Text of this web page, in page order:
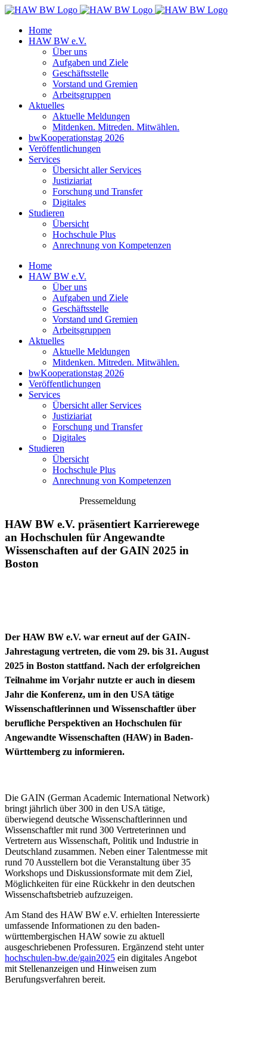
Zum
springenHome
HAW BW e.V.
Über uns
Aufgaben und Ziele
Geschäftsstelle
Vorstand und Gremien
Arbeitsgruppen
Aktuelles
Aktuelle Meldungen
Mitdenken. Mitreden. Mitwählen.
bwKooperationstag 2026
Veröffentlichungen
Services
Übersicht aller Services
Justiziariat
Forschung und Transfer
Digitales
Studieren
Übersicht
Hochschule Plus
Anrechnung von Kompetenzen
Home
HAW BW e.V.
Über uns
Aufgaben und Ziele
Geschäftsstelle
Vorstand und Gremien
Arbeitsgruppen
Aktuelles
Aktuelle Meldungen
Mitdenken. Mitreden. Mitwählen.
bwKooperationstag 2026
Veröffentlichungen
Services
Übersicht aller Services
Justiziariat
Forschung und Transfer
Digitales
Studieren
Übersicht
Hochschule Plus
Anrechnung von Kompetenzen
Pressemeldung
HAW BW e.V. präsentiert Karrierewege
an Hochschulen für Angewandte
Wissenschaften auf der GAIN 2025 in
Boston
Der HAW BW e.V. war erneut auf der GAIN-
Jahrestagung vertreten, die vom 29. bis 31. August
2025 in Boston stattfand. Nach der erfolgreichen
Teilnahme im Vorjahr nutzte er auch in diesem
Jahr die Konferenz, um in den USA tätige
Wissenschaftlerinnen und Wissenschaftler über
berufliche Perspektiven an Hochschulen für
Angewandte Wissenschaften (HAW) in Baden-
Württemberg zu informieren.
Die GAIN (German Academic International Network)
bringt jährlich über 300 in den USA tätige,
überwiegend deutsche Wissenschaftlerinnen und
Wissenschaftler mit rund 300 Vertreterinnen und
Vertretern aus Wissenschaft, Politik und Industrie in
Deutschland zusammen. Neben einer Talentmesse mit
rund 70 Ausstellern bot die Veranstaltung über 35
Workshops und Diskussionsformate mit dem Ziel,
Möglichkeiten für eine Rückkehr in den deutschen
Wissenschaftsbetrieb aufzuzeigen.
Am Stand des HAW BW e.V. erhielten Interessierte
umfassende Informationen zu den baden-
württembergischen HAW sowie zu aktuell
ausgeschriebenen Professuren. Ergänzend steht unter
hochschulen-bw.de/gain2025 ein digitales Angebot
mit Stellenanzeigen und Hinweisen zum
Berufungsverfahren bereit.